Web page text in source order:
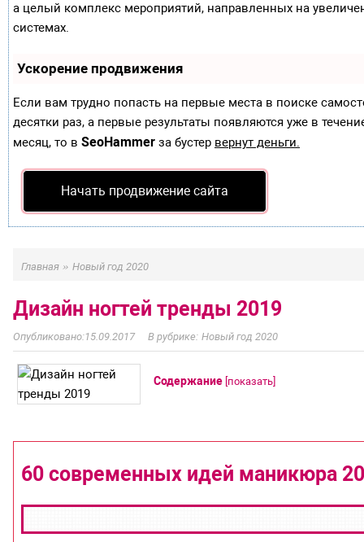
а целый комплекс мероприятий, направленных на
системах.
Ускорение продвижения
Если вам трудно попасть на первые места в поиске
десятки раз, а первые результаты появляются уже в
месяц, то в SeoHammer за бустер вернут деньги.
Начать продвижение сайта
Главная » Новый год 2020
Дизайн ногтей тренды 2019
15.09.2017 Новый год 2020
Содержание [показать]
60 современных идей маникюра